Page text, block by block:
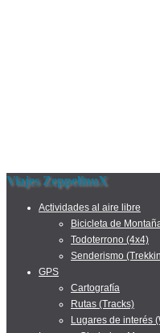
Viajes ZeppelinuX
Actividades al aire libre
Bicicleta de
Todoterrono (4x4)
Senderismo
GPS
Cartografía
Rutas (Tracks)
Lugares de interés